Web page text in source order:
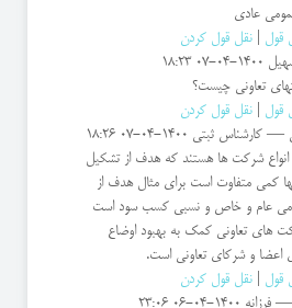
عادی
قول
نقل قول کردن
1400-04-07 18:23
تعاونی چیست؟
قول
نقل قول کردن
— کارشناس ثبتی 1400-04-07 18:26
انواع شرکت ها هستند که هدف از تشکیل
کمی متفاوت است برای مثال هدف از
عام و خاص و نسبی کسب سود است
های تعاونی کمک به بهبود اوضاع
اعضا و شرکای تعاونی است.
قول
نقل قول کردن
— فرزانه 1400-04-06 23:06